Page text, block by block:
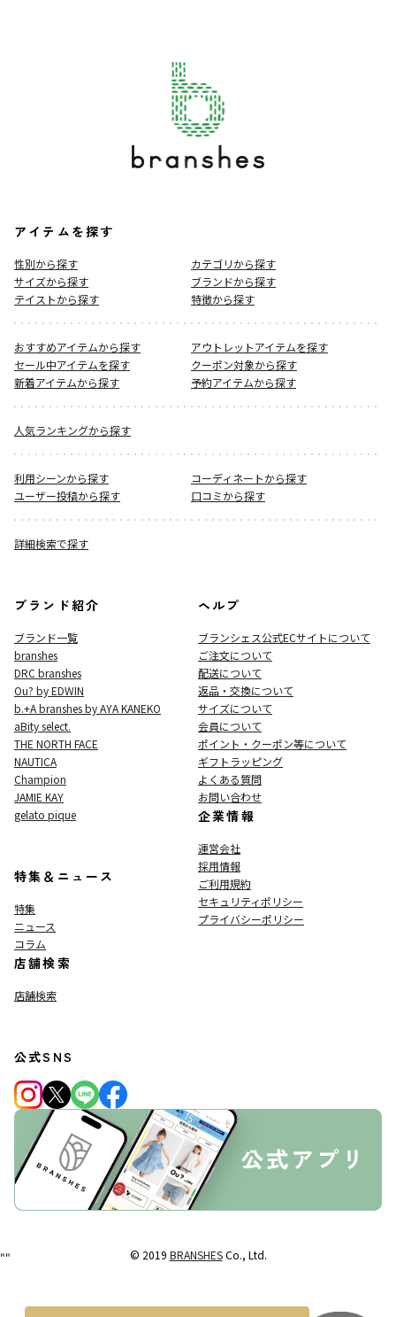
#プチプラファッション #プチプラ子供服
#春コレクション #春服 #キッズ春服
#spring #springcollection #newcollection
＃90cm＃100cm＃110cm＃120cm#130cm
サイズ：サイズ110
ブランド
シーズン
／
カテゴリ
／トップス
半袖Tシャツ・タンクトップ
BOY
商品番号
／18-6206-508
アイテムを探す
性別から探す
カテゴリから探す
サイズから探す
ブランドから探す
テイストから探す
特徴から探す
おすすめアイテムから探す
アウトレットアイテムを探す
セール中アイテムを探す
クーポン対象から探す
新着アイテムから探す
予約アイテムから探す
人気ランキングから探す
利用シーンから探す
コーディネートから探す
ユーザー投稿から探す
口コミから探す
詳細検索で探す
ブランド紹介
ブランド一覧
branshes
DRC branshes
Ou? by EDWIN
b.+A branshes by AYA KANEKO
aBity select.
THE NORTH FACE
NAUTICA
Champion
JAMIE KAY
gelato pique
特集＆ニュース
特集
ニュース
コラム
店舗検索
店舗検索
ヘルプ
ブランシェス公式ECサイトについて
ご注文について
配送について
返品・交換について
サイズについて
会員について
ポイント・クーポン等について
ギフトラッピング
よくある質問
お問い合わせ
企業情報
運営会社
採用情報
ご利用規約
セキュリティポリシー
プライバシーポリシー
公式SNS
© 2019 BRANSHESCo., Ltd.
""